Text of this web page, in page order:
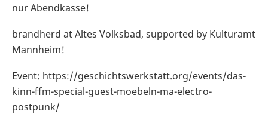
nur Abendkasse!
brandherd at Altes Volksbad, supported by Kulturamt
Mannheim!
Event: https://geschichtswerkstatt.org/events/das-
kinn-ffm-special-guest-moebeln-ma-electro-
postpunk/